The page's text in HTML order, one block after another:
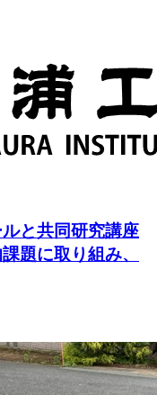
と共同研究講座
題に取り組み、